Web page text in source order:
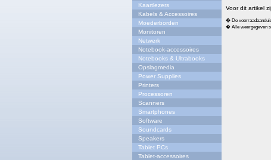
Kaartlezers
Kabels & Accessoires
Moederborden
Monitoren
Netwerk
Notebook-accessoires
Notebooks & Ultrabooks
Opslagmedia
Power Supplies
Printers
Processoren
Scanners
Smartphones
Software
Soundcards
Speakers
Tablet PCs
Tablet-accessoires
Voor dit artikel
� De
� Alle weergegeven